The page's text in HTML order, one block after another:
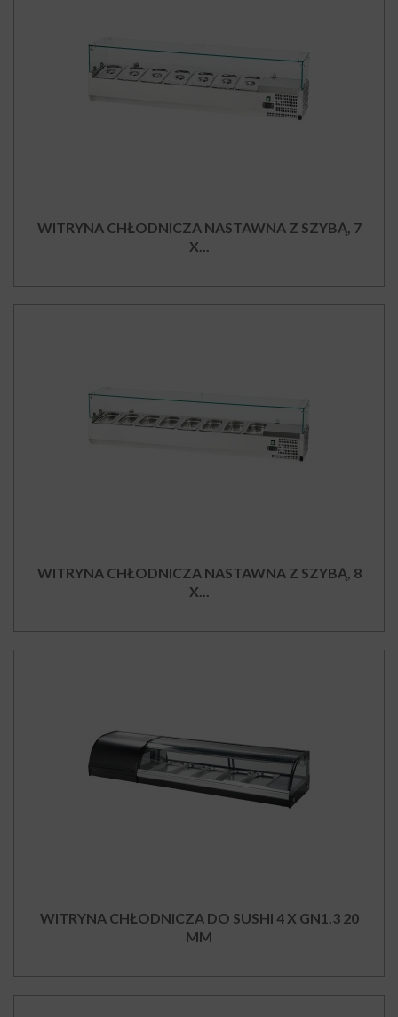
WITRYNA CHŁODNICZA NASTAWNA Z SZYBĄ, 7
X...
WITRYNA CHŁODNICZA NASTAWNA Z SZYBĄ, 8
X...
WITRYNA CHŁODNICZA DO SUSHI 4 X GN1,3 20
MM